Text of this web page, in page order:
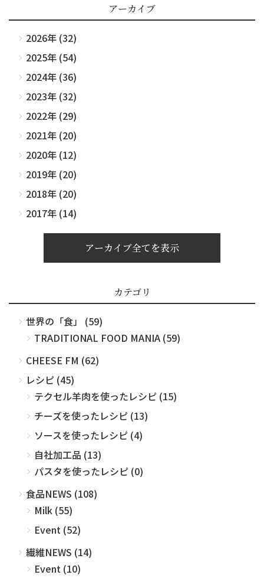
アーカイブ
2026年 (32)
2025年 (54)
2024年 (36)
2023年 (32)
2022年 (29)
2021年 (20)
2020年 (12)
2019年 (20)
2018年 (20)
2017年 (14)
アーカイブ全てを表示
カテゴリ
世界の「食」 (59)
TRADITIONAL FOOD MANIA (59)
CHEESE FM (62)
レシピ (45)
テクセル羊肉を使ったレシピ (15)
チーズを使ったレシピ (13)
ソースを使ったレシピ (4)
自社加工品 (13)
パスタを使ったレシピ (0)
食品NEWS (108)
Milk (55)
Event (52)
繊維NEWS (14)
Event (10)